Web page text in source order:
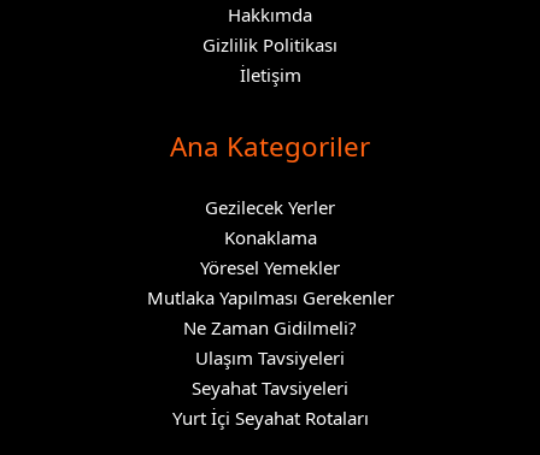
Hakkımda
Gizlilik Politikası
İletişim
Ana Kategoriler
Gezilecek Yerler
Konaklama
Yöresel Yemekler
Mutlaka Yapılması Gerekenler
Ne Zaman Gidilmeli?
Ulaşım Tavsiyeleri
Seyahat Tavsiyeleri
Yurt İçi Seyahat Rotaları